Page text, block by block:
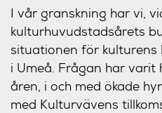
I vår granskning har vi,
kulturhuvudstadsårets
situationen för kulturens
i Umeå. Frågan har varit
åren, i och med ökade
med Kulturvävens